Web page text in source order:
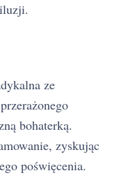
ze
bohaterką.
zyskując
poświęcenia.